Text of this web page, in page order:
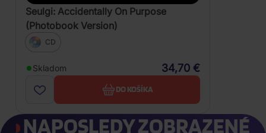
Seulgi: Accidentally On Purpose
(Photobook Version)
CD
Skladom 34,70 €
DO KOŠÍKA
NAPOSLEDY ZOBRAZENÉ